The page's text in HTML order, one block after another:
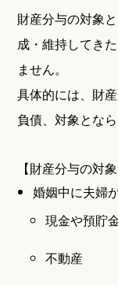
財産分与の対象
成・維持してき
ません。
具体的には、財
負債、対象とな
【財産分与の対
婚姻中に夫婦
現金や預貯
不動産